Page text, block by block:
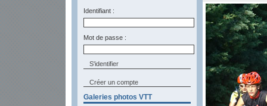
Identifiant :
Mot de passe :
Créer un compte
Galeries photos VTT